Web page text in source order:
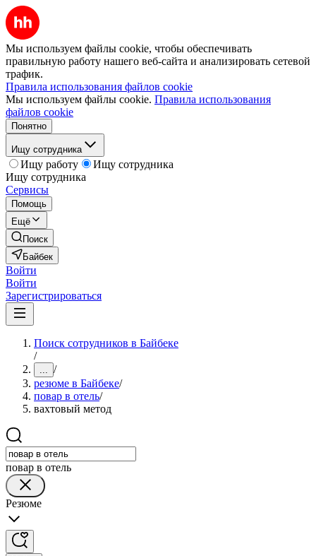
Мы используем файлы cookie, чтобы обеспечивать
правильную работу нашего веб-сайта и анализировать сетевой
трафик.
Правила использования файлов cookie
Мы используем файлы cookie. Правила использования
файлов cookie
Понятно
Ищу сотрудника
Ищу работу
Ищу сотрудника
Ищу сотрудника
Сервисы
Помощь
Ещё
Поиск
Байбек
Войти
Войти
Зарегистрироваться
Поиск сотрудников в Байбеке
/
... /
резюме в Байбеке/
повар в отель/
вахтовый метод
повар в отель
Резюме